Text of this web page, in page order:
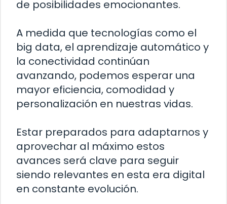
de posibilidades emocionantes.
A medida que tecnologías como el
big data, el aprendizaje automático y
la conectividad continúan
avanzando, podemos esperar una
mayor eficiencia, comodidad y
personalización en nuestras vidas.
Estar preparados para adaptarnos y
aprovechar al máximo estos
avances será clave para seguir
siendo relevantes en esta era digital
en constante evolución.